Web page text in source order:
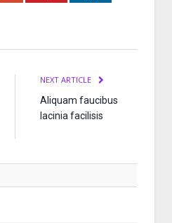
NEXT ARTICLE
Aliquam faucibus
lacinia facilisis